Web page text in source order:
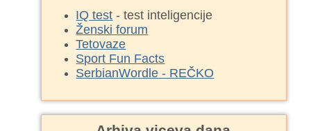
IQ test - test inteligencije
Ženski forum
Tetovaze
Sport Fun Facts
SerbianWordle - REČKO